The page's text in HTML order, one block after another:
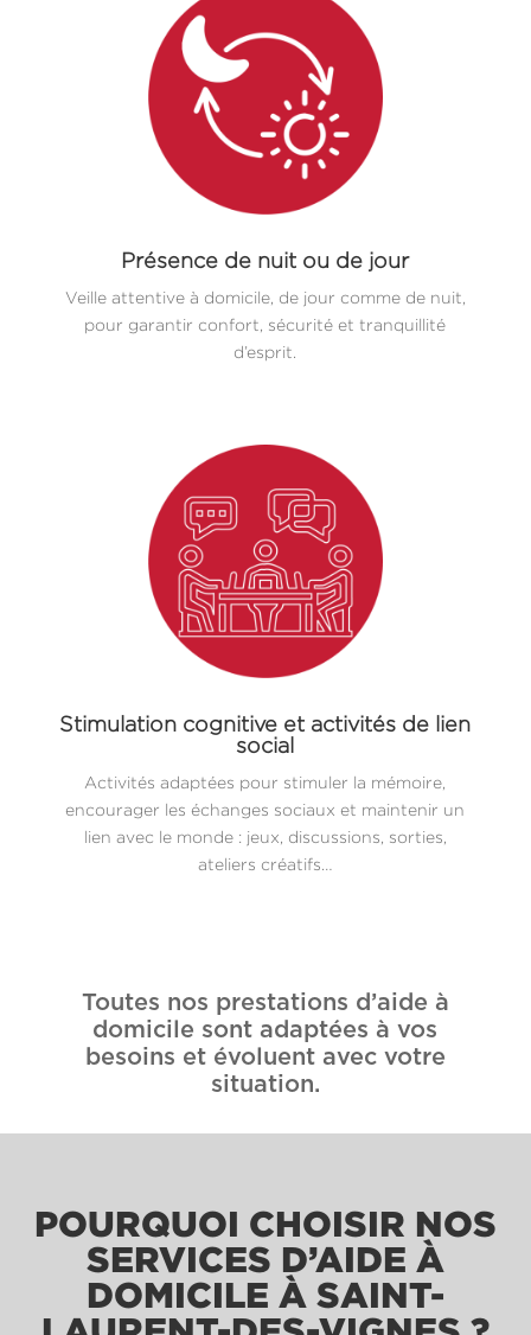
Présence de nuit ou de jour
Veille attentive à domicile, de jour comme de nuit,
pour garantir confort, sécurité et tranquillité
d’esprit.
Stimulation cognitive et activités de lien
social
Activités adaptées pour stimuler la mémoire,
encourager les échanges sociaux et maintenir un
lien avec le monde : jeux, discussions, sorties,
ateliers créatifs…
Toutes nos prestations d’aide à
domicile sont adaptées à vos
besoins et évoluent avec votre
situation.
POURQUOI CHOISIR NOS
SERVICES D’AIDE À
DOMICILE À SAINT-